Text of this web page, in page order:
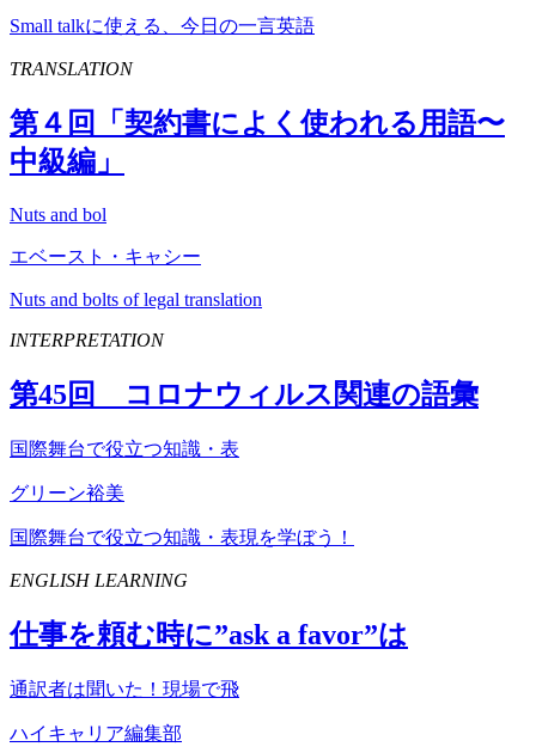
Small talkに使える、今日の一言英語
TRANSLATION
第４回「契約書によく使われる用語〜
中級編」
Nuts and bol
エベースト・キャシー
Nuts and bolts of legal translation
INTERPRETATION
第45回 コロナウィルス関連の語彙
国際舞台で役立つ知識・表
グリーン裕美
国際舞台で役立つ知識・表現を学ぼう！
ENGLISH LEARNING
仕事を頼む時に”ask a favor”は
通訳者は聞いた！現場で飛
ハイキャリア編集部